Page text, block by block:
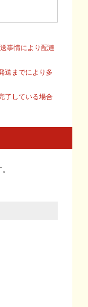
事情により配達
送までにより多
了している場合